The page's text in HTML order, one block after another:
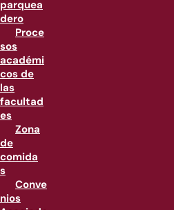
parquea
dero
Proce
sos
académi
cos de
las
facultad
es
Zona
de
comida
s
Conve
nios